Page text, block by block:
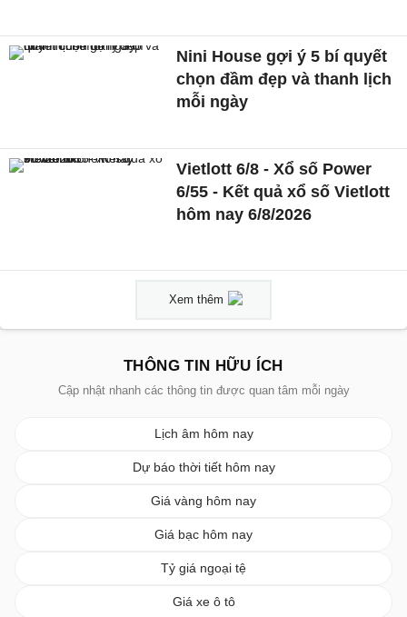
Nini House gợi ý 5 bí quyết
chọn đầm đẹp và thanh lịch
mỗi ngày
Vietlott 6/8 - Xổ số Power
6/55 - Kết quả xổ số Vietlott
hôm nay 6/8/2026
Xem thêm
THÔNG TIN HỮU ÍCH
Cập nhật nhanh các thông tin được quan tâm mỗi ngày
Lịch âm hôm nay
Dự báo thời tiết hôm nay
Giá vàng hôm nay
Giá bạc hôm nay
Tỷ giá ngoại tệ
Giá xe ô tô